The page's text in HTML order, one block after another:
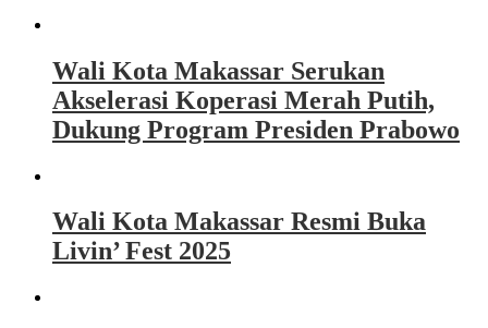
Wali Kota Makassar Serukan
Akselerasi Koperasi Merah Putih,
Dukung Program Presiden Prabowo
Wali Kota Makassar Resmi Buka
Livin’ Fest 2025